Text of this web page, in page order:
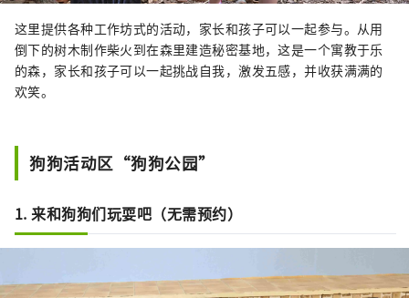
这里提供各种工作坊式的活动，家长和孩子可以一起参与。从用
倒下的树木制作柴火到在森里建造秘密基地，这是一个寓教于乐
的森，家长和孩子可以一起挑战自我，激发五感，并收获满满的
欢笑。
狗狗活动区“狗狗公园”
1. 来和狗狗们玩耍吧（无需预约）